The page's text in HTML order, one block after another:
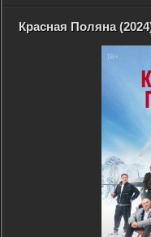
Красная Поляна